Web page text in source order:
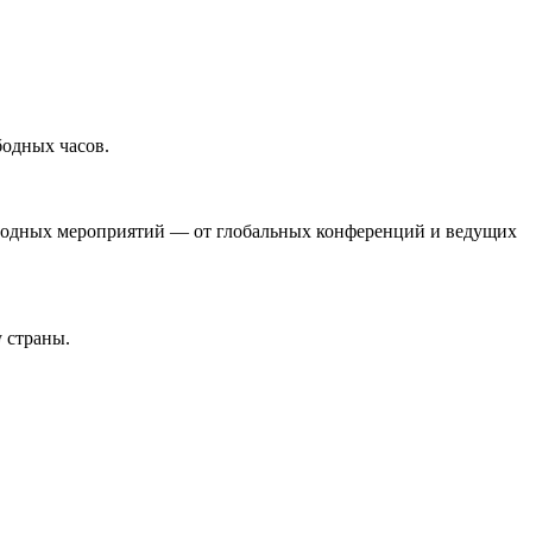
часов.
мероприятий — от глобальных конференций и ведущих
страны.